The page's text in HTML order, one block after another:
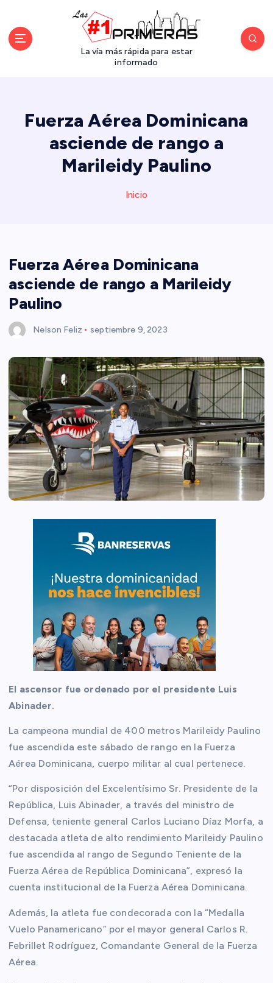
La vía más rápida para estar
informado
Fuerza Aérea Dominicana
asciende de rango a
Marileidy Paulino
Inicio
Fuerza Aérea Dominicana
asciende de rango a Marileidy
Paulino
Nelson Feliz septiembre 9, 2023
El ascensor fue ordenado por el presidente Luis
Abinader.
La campeona mundial de 400 metros Marileidy Paulino
fue ascendida este sábado de rango en la Fuerza
Aérea Dominicana, cuerpo militar al cual pertenece.
“Por disposición del Excelentísimo Sr. Presidente de la
República, Luis Abinader, a través del ministro de
Defensa, teniente general Carlos Luciano Díaz Morfa, a
destacada atleta de alto rendimiento Marileidy Paulino
fue ascendida al rango de Segundo Teniente de la
Fuerza Aérea de República Dominicana”, expresó la
cuenta institucional de la Fuerza Aérea Dominicana.
Además, la atleta fue condecorada con la “Medalla
Vuelo Panamericano” por el mayor general Carlos R.
Febrillet Rodríguez, Comandante General de la Fuerza
Aérea.